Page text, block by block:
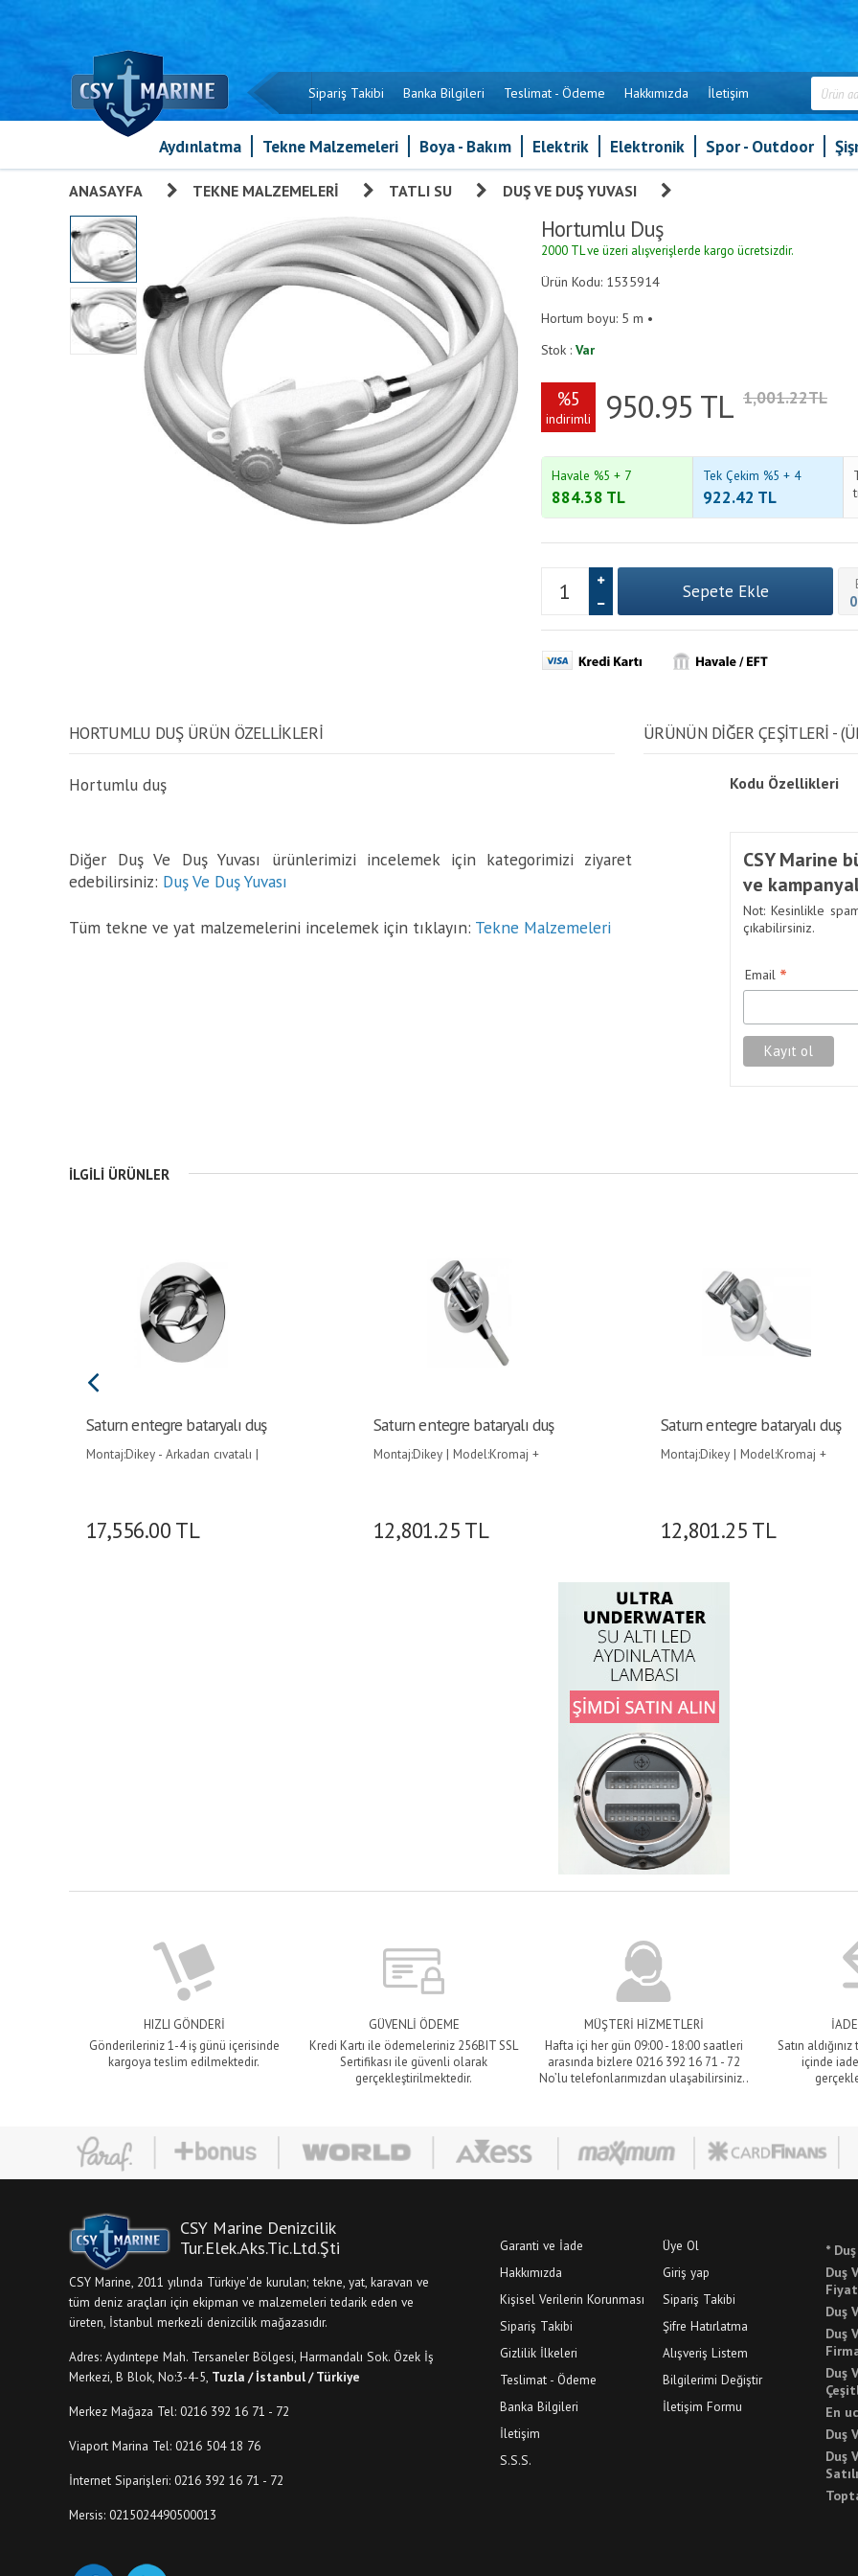
Sipariş Takibi Banka Bilgileri Teslimat - Ödeme Hakkımızda İletişim
Aydınlatma Tekne Malzemeleri Boya - Bakım Elektrik Elektronik Spor - Outdoor
ANASAYFA TEKNE MALZEMELERI TATLI SU DUŞ VE DUŞ YUVASI
Hortumlu Duş
2000 TL ve üzeri alışverişlerde kargo ücretsizdir.
Ürün Kodu: 1535914
Hortum boyu: 5 m •
Stok : Var
%5
indirimli 950.95 TL 1,001.22TL
Havale %5 + 7
884.38 TL
Tek Çekim %5 + 4
922.42 TL
HORTUMLU DUŞ ÜRÜN ÖZELLİKLERİ
Hortumlu duş
Diğer Duş Ve Duş Yuvası ürünlerimizi incelemek için kategorimizi ziyaret
edebilirsiniz: Duş Ve Duş Yuvası
Tüm tekne ve yat malzemelerini incelemek için tıklayın: Tekne Malzemeleri
ÜRÜNÜN DİĞER ÇEŞİTLERİ -
Kodu Özellikleri
CSY Marine
ve
Not: Kesinlikle
çıkabilirsiniz.
Email *
İLGILI ÜRÜNLER
Saturn entegre bataryalı duş
Montaj:Dikey - Arkadan cıvatalı |
17,556.00 TL
Saturn entegre bataryalı duş
Montaj:Dikey | Model:Kromaj +
12,801.25 TL
Saturn entegre bataryalı duş
Montaj:Dikey | Model:Kromaj +
12,801.25 TL
HIZLI GÖNDERİ
Gönderileriniz 1-4 iş günü içerisinde
kargoya teslim edilmektedir.
GÜVENLİ ÖDEME
Kredi Kartı ile ödemeleriniz 256BIT SSL
Sertifikası ile güvenli olarak
gerçekleştirilmektedir.
MÜŞTERİ HİZMETLERİ
Hafta içi her gün 09:00 - 18:00 saatleri
arasında bizlere 0216 392 16 71 - 72
No’lu telefonlarımızdan ulaşabilirsiniz..
Satın
içinde
CSY Marine Denizcilik
Tur.Elek.Aks.Tic.Ltd.Şti
CSY Marine, 2011 yılında Türkiye'de kurulan; tekne, yat, karavan ve
tüm deniz araçları için ekipman ve malzemeleri tedarik eden ve
üreten, İstanbul merkezli denizcilik mağazasıdır.
Adres: Aydıntepe Mah. Tersaneler Bölgesi, Harmandalı Sok. Özek İş
Merkezi, B Blok, No:3-4-5, Tuzla / İstanbul / Türkiye
Merkez Mağaza Tel: 0216 392 16 71 - 72
Viaport Marina Tel: 0216 504 18 76
İnternet Siparişleri: 0216 392 16 71 - 72
Mersis: 0215024490500013
Garanti ve İade
Hakkımızda
Kişisel Verilerin Korunması
Sipariş Takibi
Gizlilik İlkeleri
Teslimat - Ödeme
Banka Bilgileri
İletişim
S.S.S.
Üye Ol
Giriş yap
Sipariş Takibi
Şifre Hatırlatma
Alışveriş Listem
Bilgilerimi Değiştir
İletişim Formu
*
Duş
Duş
Duş
Duş
En
Duş
Duş